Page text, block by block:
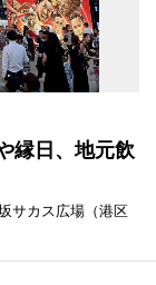
縁日、地元飲
サカス広場（港区